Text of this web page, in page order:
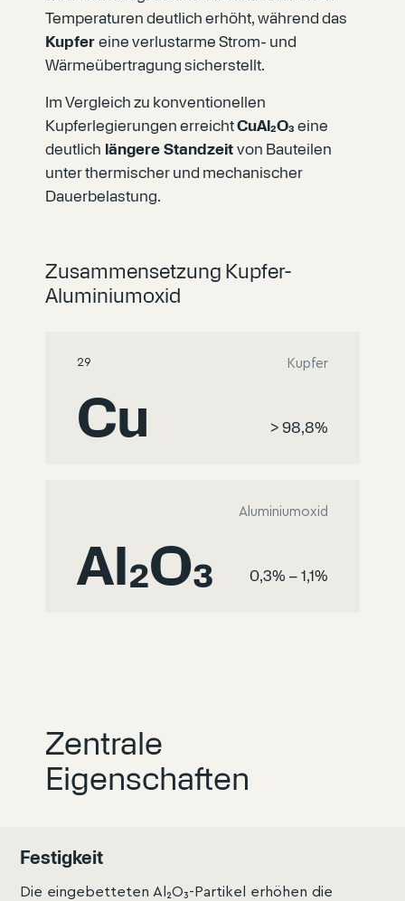
Temperaturen deutlich erhöht, während das
Kupfer eine verlustarme Strom- und
Wärmeübertragung sicherstellt.
Im Vergleich zu konventionellen
Kupferlegierungen erreichtCuAl₂O₃ eine
deutlich längere Standzeit von Bauteilen
unter thermischer und mechanischer
Dauerbelastung.
Zusammensetzung Kupfer-
Aluminiumoxid
29 Kupfer
Cu > 98,8%
Aluminiumoxid
Al₂O₃ 0,3% – 1,1%
Zentrale
Eigenschaften
Festigkeit
Die eingebetteten Al₂O₃-Partikel erhöhen die